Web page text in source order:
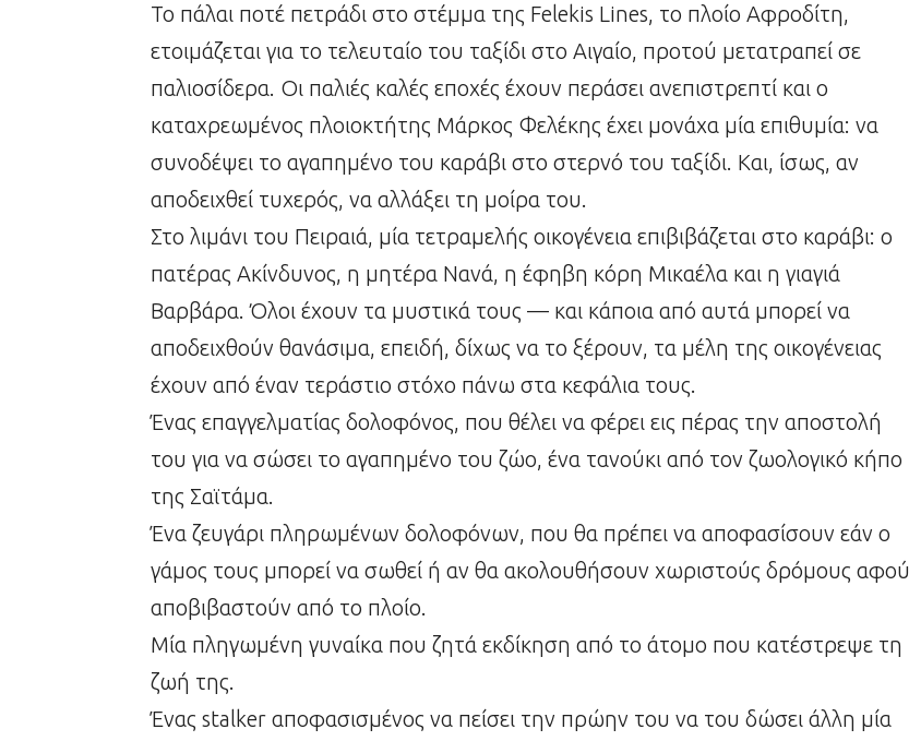
Το πάλαι ποτέ πετράδι στο στέμμα της Felekis Lines, το πλοίο Αφροδίτη,
ετοιμάζεται για το τελευταίο του ταξίδι στο Αιγαίο, προτού μετατραπεί σε
παλιοσίδερα. Οι παλιές καλές εποχές έχουν περάσει ανεπιστρεπτί και ο
καταχρεωμένος πλοιοκτήτης Μάρκος Φελέκης έχει μονάχα μία επιθυμία: να
συνοδέψει το αγαπημένο του καράβι στο στερνό του ταξίδι. Και, ίσως, αν
αποδειχθεί τυχερός, να αλλάξει τη μοίρα του.
Στο λιμάνι του Πειραιά, μία τετραμελής οικογένεια επιβιβάζεται στο καράβι: ο
πατέρας Ακίνδυνος, η μητέρα Νανά, η έφηβη κόρη Μικαέλα και η γιαγιά
Βαρβάρα. Όλοι έχουν τα μυστικά τους — και κάποια από αυτά μπορεί να
αποδειχθούν θανάσιμα, επειδή, δίχως να το ξέρουν, τα μέλη της οικογένειας
έχουν από έναν τεράστιο στόχο πάνω στα κεφάλια τους.
Ένας επαγγελματίας δολοφόνος, που θέλει να φέρει εις πέρας την αποστολή
του για να σώσει το αγαπημένο του ζώο, ένα τανούκι από τον ζωολογικό κήπο
της Σαϊτάμα.
Ένα ζευγάρι πληρωμένων δολοφόνων, που θα πρέπει να αποφασίσουν εάν ο
γάμος τους μπορεί να σωθεί ή αν θα ακολουθήσουν χωριστούς δρόμους αφού
αποβιβαστούν από το πλοίο.
Μία πληγωμένη γυναίκα που ζητά εκδίκηση από το άτομο που κατέστρεψε τη
ζωή της.
Ένας stalker αποφασισμένος να πείσει την πρώην του να του δώσει άλλη μία